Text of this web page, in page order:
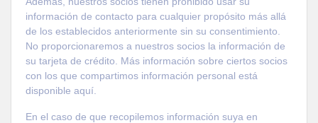
información de contacto para cualquier propósito más allá
de los establecidos anteriormente sin su consentimiento.
No proporcionaremos a nuestros socios la información de
su tarjeta de crédito. Más información sobre ciertos socios
con los que compartimos información personal está
disponible aquí.
En el caso de que recopilemos información suya en